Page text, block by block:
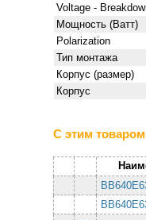
Voltage -
Мощность (Ватт)
Polarization
Тип монтажа
Корпус (размер)
Корпус
С этим